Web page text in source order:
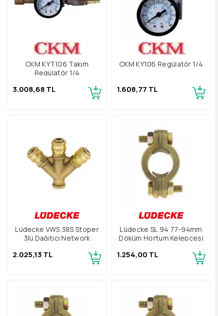
CKM KYT106 Takım
Regülatör 1/4
3.008,68 TL
CKM KY106 Regülatör 1/4
1.608,77 TL
Lüdecke VWS 38S Stoper
3lü Dağıtıcı Network
2.025,13 TL
Lüdecke SL 94 77-94mm
Döküm Hortum Kelepçesi
1.254,00 TL